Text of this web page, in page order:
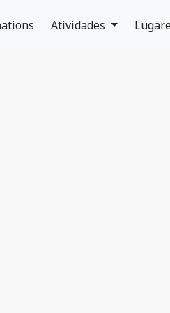
Atividades